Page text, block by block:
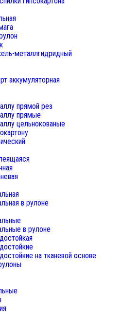
металлгидридный
аккумуляторная
прямой рез
прямые
цельнокованые
в рулоне
в рулоне
на тканевой основе